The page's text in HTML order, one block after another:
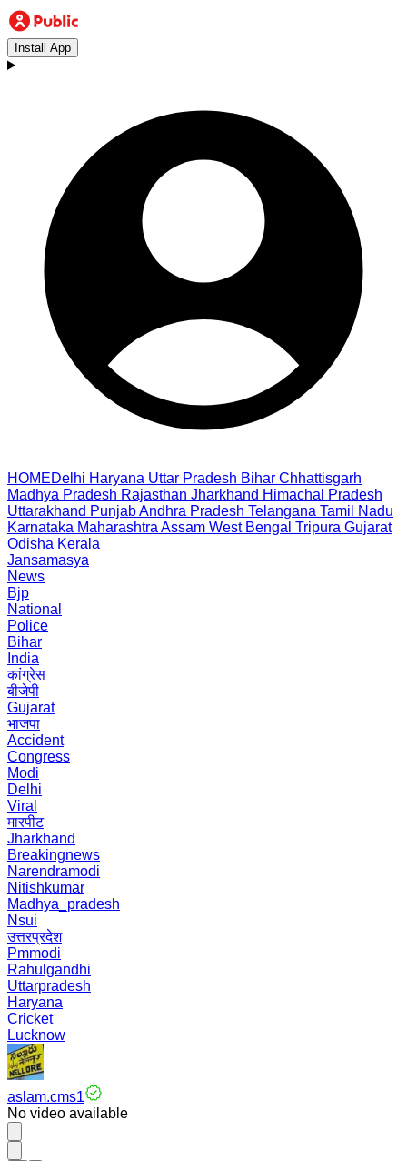
Install App
HOMEDelhi Haryana Uttar Pradesh Bihar Chhattisgarh
Madhya Pradesh Rajasthan Jharkhand Himachal Pradesh
Uttarakhand PunjabAndhra Pradesh Telangana Tamil Nadu
Karnataka Maharashtra Assam West Bengal Tripura Gujarat
Odisha Kerala
Jansamasya
News
Bjp
National
Police
Bihar
India
कांग्रेस
बीजेपी
Gujarat
भाजपा
Accident
Congress
Modi
Delhi
Viral
मारपीट
Jharkhand
Breakingnews
Narendramodi
Nitishkumar
Madhya_pradesh
Nsui
उत्तरप्रदेश
Pmmodi
Rahulgandhi
Uttarpradesh
Haryana
Cricket
Lucknow
aslam.cms1
No video available